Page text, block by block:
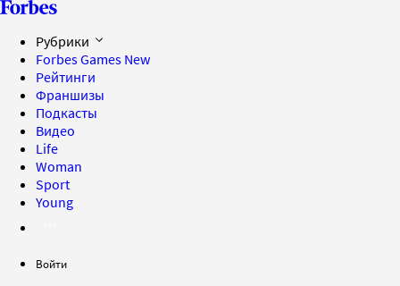
Рубрики
Forbes Games New
Рейтинги
Франшизы
Подкасты
Видео
Life
Woman
Sport
Young
Войти